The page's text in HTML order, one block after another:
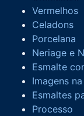
Vermelhos
Celadons
Porcelana
Neriage e
Esmalte
Imagens
Esmaltes
Processo